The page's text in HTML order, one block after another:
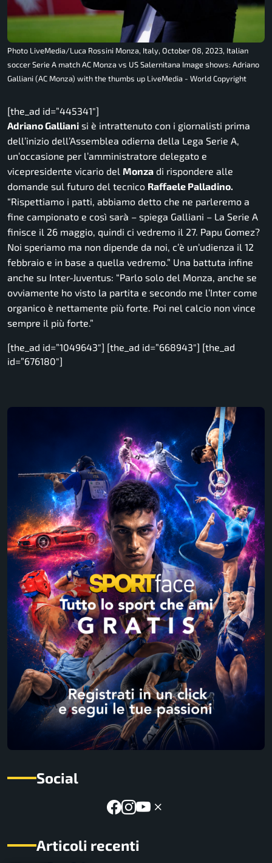
Photo LiveMedia/Luca Rossini Monza, Italy, October 08, 2023, Italian
soccer Serie A match AC Monza vs US Salernitana Image shows: Adriano
Galliani (AC Monza) with the thumbs up LiveMedia - World Copyright
[the_ad id=”445341″]
Adriano Galliani si è intrattenuto con i giornalisti prima
dell’inizio dell’Assemblea odierna della Lega Serie A,
un’occasione per l’amministratore delegato e
vicepresidente vicario del Monza di rispondere alle
domande sul futuro del tecnico Raffaele Palladino.
“Rispettiamo i patti, abbiamo detto che ne parleremo a
fine campionato e così sarà – spiega Galliani – La Serie A
finisce il 26 maggio, quindi ci vedremo il 27. Papu Gomez?
Noi speriamo ma non dipende da noi, c’è un’udienza il 12
febbraio e in base a quella vedremo.” Una battuta infine
anche su Inter-Juventus: “Parlo solo del Monza, anche se
ovviamente ho visto la partita e secondo me l’Inter come
organico è nettamente più forte. Poi nel calcio non vince
sempre il più forte.”
[the_ad id=”1049643″] [the_ad id=”668943″] [the_ad
id=”676180″]
Social
Articoli recenti